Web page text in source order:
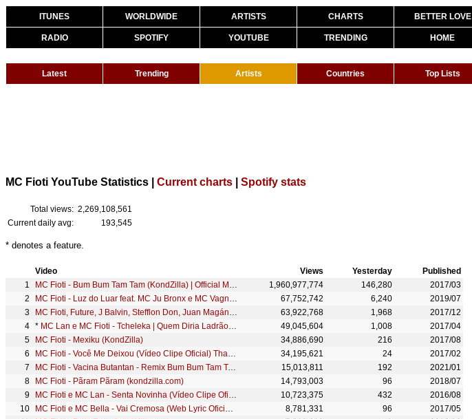
ITUNES WORLDWIDE ARTISTS CHARTS BETTER LOVE
RADIO SPOTIFY YOUTUBE TRENDING HOME
Latest Trending Artists Countries Top Lists
MC Fioti YouTube Statistics | Current charts Spotify stats
Total views: 2,269,108,561
Current daily avg:
193,545
* denotes a feature.
Video Views Yesterday
Published
MC Fioti - Bum Bum Tam Tam (KondZilla) | Official Music Video
1,960,977,774 146,280
2017/03
MC Fioti - Luz do Luar feat. MC Ju Bronx e MC Vagninho (kondzilla.com)
67,752,742 6,240
2019/07
MC Fioti, Future, J Balvin, Stefflon Don, Juan Magán - Bum Bum Tam Tam
63,922,768 1,968
2017/12
* MC Lan e MC Fioti - Tcheleka | Quem Diria Ladrão (Web Lyric Oficial) Lifestyle ON 49,045,604 1,008
2017/04
MC Fioti - Mexiku (KondZilla)
34,886,690 216
2017/08
MC Fioti - Você Me Deixou (Vídeo Clipe Oficial) Thalees Produções
34,195,621 24
2017/02
MC Fioti - Vacina Butantan - Remix Bum Bum Tam Tam (KondZilla)
15,013,811 192
2021/01
MC Fioti - Pãram Pãram (kondzilla.com)
14,793,003 96
2018/07
MC Fioti e MC Lan - Senta Novinha (Vídeo Clipe Oficial) Thalees Produções
10,723,375 432
2016/08
MC Fioti e MC Bella - Vai Cremosa (Web Lyric Oficial) (Prod. Fioti NVI e DJ Perera)
8,781,331 96
2017/05